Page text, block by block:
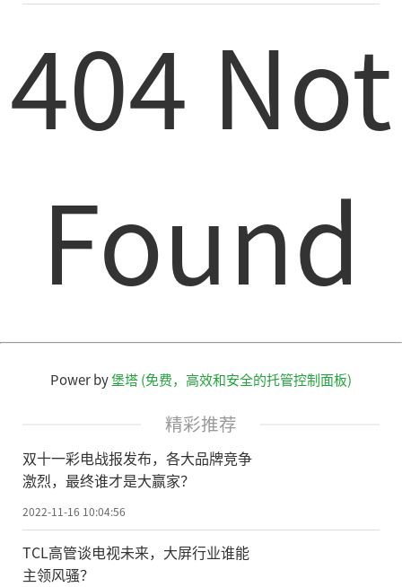
404 Not
Found
Power by堡塔 (免费，高效和安全的托管控制面板)
精彩推荐
双十一彩电战报发布，各大品牌竞争
激烈，最终谁才是大赢家？
2022-11-16 10:04:56
TCL高管谈电视未来，大屏行业谁能
主领风骚？